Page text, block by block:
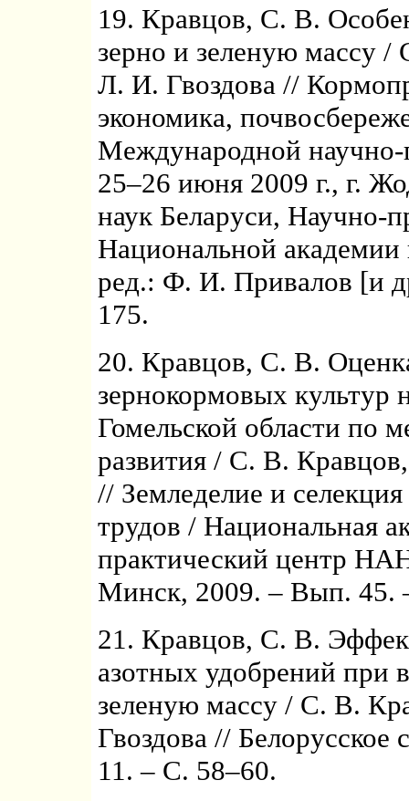
19. Кравцов, С. В.
зерно и зеленую массу
Л. И. Гвоздова //
экономика,
Международной научно-
25–26 июня 2009 г., г.
наук Беларуси, Научно-
Национальной
ред.: Ф. И. Привалов [и
175.
20. Кравцов, С. В.
зернокормовых культур
Гомельской области по
развития / С. В.
// Земледелие и
трудов / Национальная
практический центр
Минск, 2009. – Вып. 45.
21. Кравцов, С. В.
азотных удобрений при
зеленую массу / С. В.
Гвоздова // Белорусское
11. – С. 58–60.